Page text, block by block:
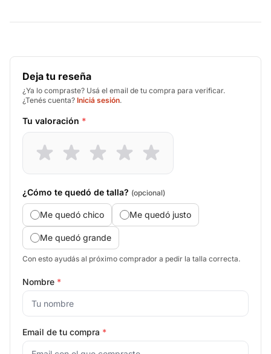
Deja tu reseña
¿Ya lo compraste? Usá el email de tu compra para verificar.
¿Tenés cuenta? Iniciá sesión.
Tu valoración *
¿Cómo te quedó de talla? (opcional)
Me quedó chico Me quedó justo
Me quedó grande
Con esto ayudás al próximo comprador a pedir la talla correcta.
Nombre *
Email de tu compra *